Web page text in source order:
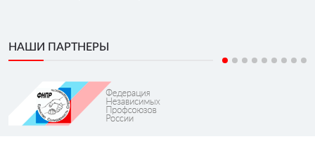
НАШИ ПАРТНЕРЫ